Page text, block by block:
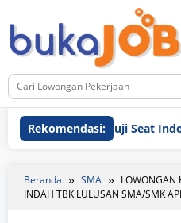
ke
konten
Rekomendasi:
PT Fuji Seat
Beranda SMA
LOWONGAN
INDAH TBK LULUSAN SMA/SMK